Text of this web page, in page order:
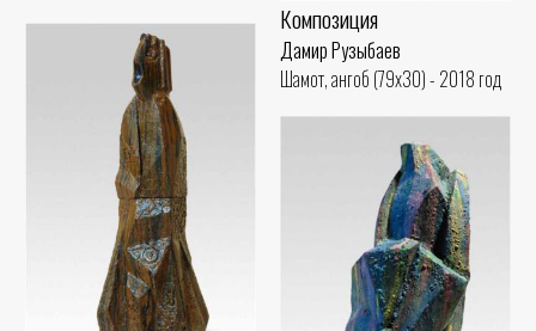
Композиция
Дамир Рузыбаев
Шамот, ангоб (79x30) - 2018 год